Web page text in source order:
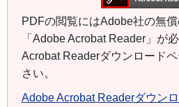
PDFの閲覧にはAdobe社の無
「Adobe Acrobat Reader」が
Acrobat Readerダウンロード
さい。
Adobe Acrobat Readerダウン